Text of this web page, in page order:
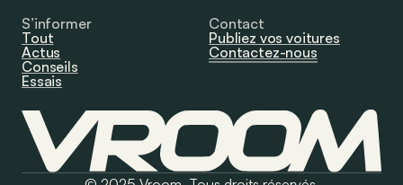
S’informer
Tout
Actus
Conseils
Essais
Contact
Publiez vos voitures
Contactez-nous